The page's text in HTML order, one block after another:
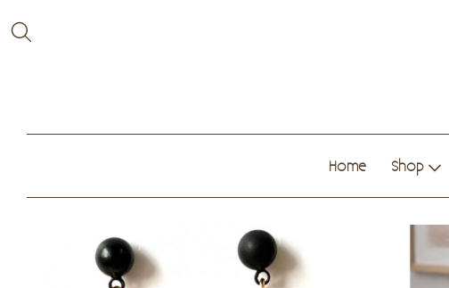
Home Shop